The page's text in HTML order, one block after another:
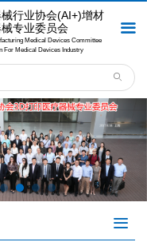
行业协会(AI+)增材
专业委员会
Medical Devices Committee
For Medical Devices Industry
끀
ꄙ
끀